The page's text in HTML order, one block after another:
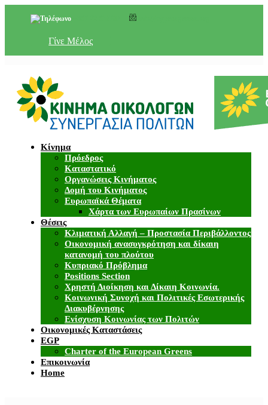
Γίνε Μέλος
Κίνημα
Πρόεδρος
Καταστατικό
Οργανώσεις Κινήματος
Δομή του Κινήματος
Ευρωπαϊκά Θέματα
Χάρτα των Ευρωπαίων Πρασίνων
Θέσεις
Κλιματική Αλλαγή – Προστασία Περιβάλλοντος
Οικονομική ανασυγκρότηση και δίκαιη
κατανομή του πλούτου
Κυπριακό Πρόβλημα
Positions Section
Χρηστή Διοίκηση και Δίκαιη Κοινωνία.
Κοινωνική Συνοχή και Πολιτικές Εσωτερικής
Διακυβέρνησης
Ενίσχυση Κοινωνίας των Πολιτών
Οικονομικές Καταστάσεις
EGP
Charter of the European Greens
Επικοινωνία
Home